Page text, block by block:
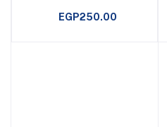
EGP250.00